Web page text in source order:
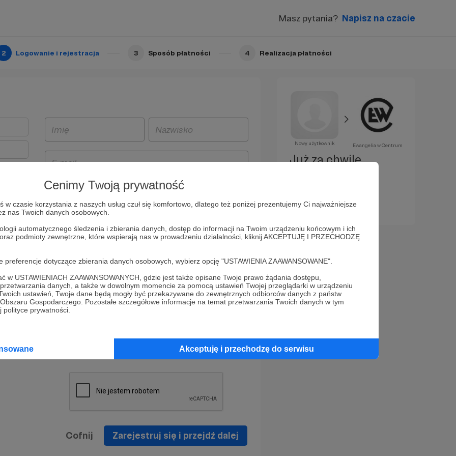
Cenimy Twoją prywatność
w czasie korzystania z naszych usług czuł się komfortowo, dlatego też poniżej prezentujemy Ci najważniejsze
nas Twoich danych osobowych.
automatycznego śledzenia i zbierania danych, dostęp do informacji na Twoim urządzeniu końcowym i ich
podmioty zewnętrzne, które wspierają nas w prowadzeniu działalności, kliknij AKCEPTUJĘ I PRZECHODZĘ
dotyczące zbierania danych osobowych, wybierz opcję "USTAWIENIA ZAAWANSOWANE".
w USTAWIENIACH ZAAWANSOWANYCH, gdzie jest także opisane Twoje prawo żądania dostępu,
danych, a także w dowolnym momencie za pomocą ustawień Twojej przeglądarki w urządzeniu
ustawień, Twoje dane będą mogły być przekazywane do zewnętrznych odbiorców danych z państw
Gospodarczego. Pozostałe szczegółowe informacje na temat przetwarzania Twoich danych w tym
prywatności.
Akceptuję i przechodzę do serwisu
Masz pytania? Napisz na czacie
2 Logowanie i rejestracja 3 Sposób płatności 4 Realizacja płatności
i
będą
z
prawo
na
Politykę Prywatności
* Wyrażam zgodę na przetwarzanie moich danych
osobowych podanych w formularzu rejestracyjnym w celu
prawidłowego świadczenia usług serwisu Patronite.
informacji handlowych - newslettera. Opcja ta może zostać
Cofnij Zarejestruj się i przejdź dalej
Nowy użytkownik Ewangelia w Centrum
Już za chwilę